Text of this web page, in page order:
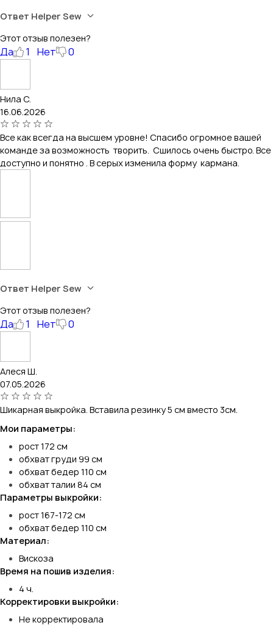
Ответ Helper Sew
Этот отзыв полезен?
Да 1 Нет 0
Нила С.
16.06.2026
Все как всегда на высшем уровне! Спасибо огромное вашей
команде за возможность творить. Сшилось очень быстро. Все
доступно и понятно . В серых изменила форму кармана.
Ответ Helper Sew
Этот отзыв полезен?
Да 1 Нет 0
Алеся Ш.
07.05.2026
Шикарная выкройка. Вставила резинку 5 см вместо 3см.
Мои параметры:
рост 172 см
обхват груди 99 см
обхват бедер 110 см
обхват талии 84 см
Параметры выкройки:
рост 167-172 см
обхват бедер 110 см
Материал:
Вискоза
Время на пошив изделия:
4 ч.
Корректировки выкройки:
Не корректировала